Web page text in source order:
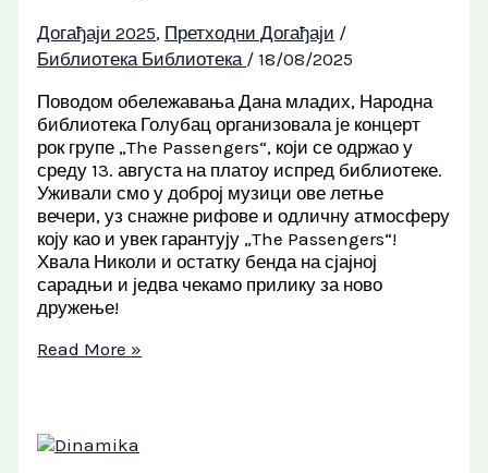
Догађаји 2025, Претходни Догађаји /
Библиотека Библиотека / 18/08/2025
Поводом обележавања Дана младих, Народна
библиотека Голубац организовала је концерт
рок групе „The Passengers“, који се одржао у
среду 13. августа на платоу испред библиотеке.
Уживали смо у доброј музици ове летње
вечери, уз снажне рифове и одличну атмосферу
коју као и увек гарантују „The Passengers“!
Хвала Николи и остатку бенда на сјајној
сарадњи и једва чекамо прилику за ново
дружење!
Read More »